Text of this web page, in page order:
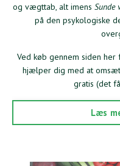
og vægttab, alt imens Sunde
på den psykologiske
Ved køb gennem siden
hjælper dig med at
gratis (det
Læs